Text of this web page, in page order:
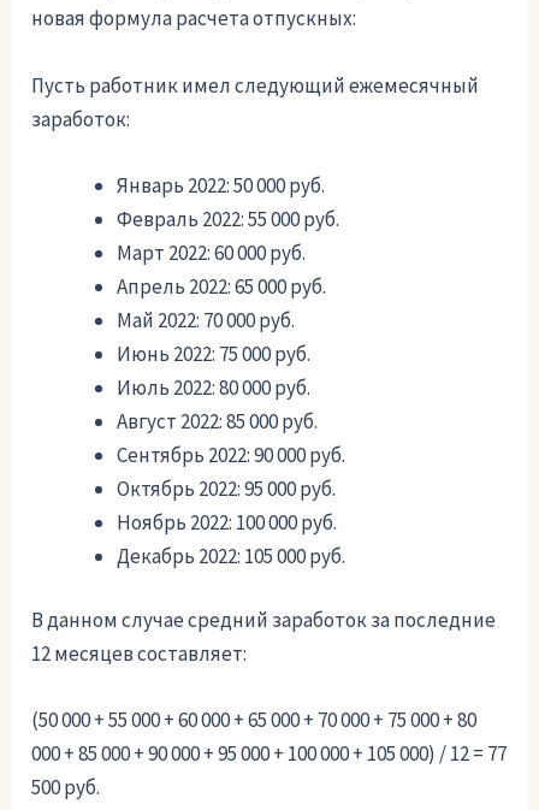
новая формула расчета отпускных:
Пусть работник имел следующий ежемесячный
заработок:
Январь 2022: 50 000 руб.
Февраль 2022: 55 000 руб.
Март 2022: 60 000 руб.
Апрель 2022: 65 000 руб.
Май 2022: 70 000 руб.
Июнь 2022: 75 000 руб.
Июль 2022: 80 000 руб.
Август 2022: 85 000 руб.
Сентябрь 2022: 90 000 руб.
Октябрь 2022: 95 000 руб.
Ноябрь 2022: 100 000 руб.
Декабрь 2022: 105 000 руб.
В данном случае средний заработок за последние
12 месяцев составляет:
(50 000 + 55 000 + 60 000 + 65 000 + 70 000 + 75 000 + 80
000 + 85 000 + 90 000 + 95 000 + 100 000 + 105 000) / 12 = 77
500 руб.